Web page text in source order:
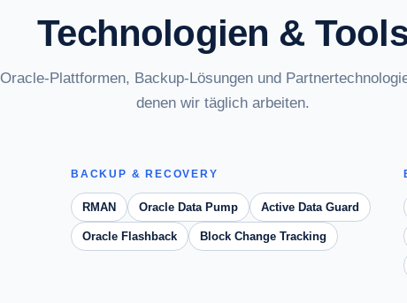
Technologien &
Oracle-Plattformen, Backup-Lösungen und
denen wir täglich arbeiten.
BACKUP & RECOVERY
RMAN Oracle Data Pump Active Data Guard
Oracle Flashback Block Change Tracking